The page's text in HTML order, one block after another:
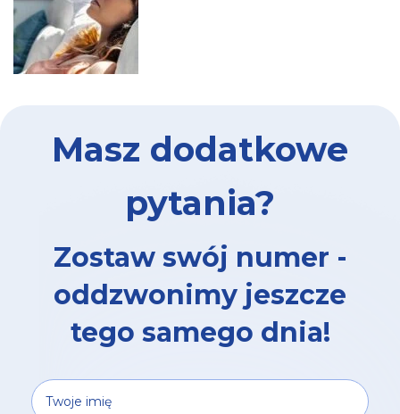
Masz dodatkowe
pytania?
Zostaw swój numer -
oddzwonimy jeszcze
tego samego dnia!